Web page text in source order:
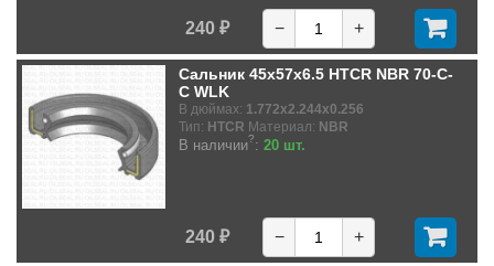
240 ₽ − +
Сальник 45x57x6.5 HTCR NBR 70-C-
C WLK
В дюймах: 1.772x2.244x0.256
Тип: HTCR Материал: NBR
В наличии?: 20 шт.
240 ₽ − +